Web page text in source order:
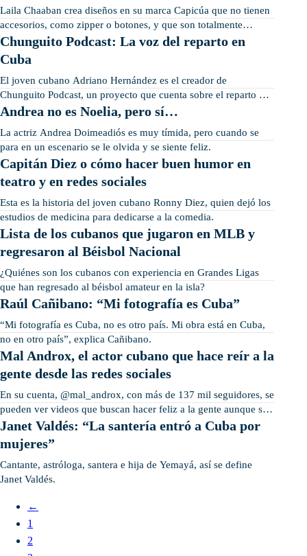
Laila Chaaban crea diseños en su marca Capicúa que no tienen
accesorios, como zipper o botones, y que son totalmente
reciclables.
Chunguito Podcast: La voz del reparto en
Cuba
El joven cubano Adriano Hernández es el creador de
Chunguito Podcast, un proyecto que cuenta sobre el reparto y
el género urbano en Cuba.
Andrea no es Noelia, pero sí…
La actriz Andrea Doimeadiós es muy tímida, pero cuando se
para en un escenario se le olvida y se siente feliz.
Capitán Diez o cómo hacer buen humor en
teatro y en redes sociales
Esta es la historia del joven cubano Ronny Diez, quien dejó los
estudios de medicina para dedicarse a la comedia.
Lista de los cubanos que jugaron en MLB y
regresaron al Béisbol Nacional
¿Quiénes son los cubanos con experiencia en Grandes Ligas
que han regresado al béisbol amateur en la isla?
Raúl Cañibano: “Mi fotografía es Cuba”
“Mi fotografía es Cuba, no es otro país. Mi obra está en Cuba,
no en otro país”, explica Cañibano.
Mal Androx, el actor cubano que hace reír a la
gente desde las redes sociales
En su cuenta, @mal_androx, con más de 137 mil seguidores, se
pueden ver videos que buscan hacer feliz a la gente aunque sea
por 10…
Janet Valdés: “La santería entró a Cuba por
mujeres”
Cantante, astróloga, santera e hija de Yemayá, así se define
Janet Valdés.
←
1
2